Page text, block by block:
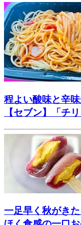
程よい酸味と辛
【セブン】「チ
一足早く秋がき